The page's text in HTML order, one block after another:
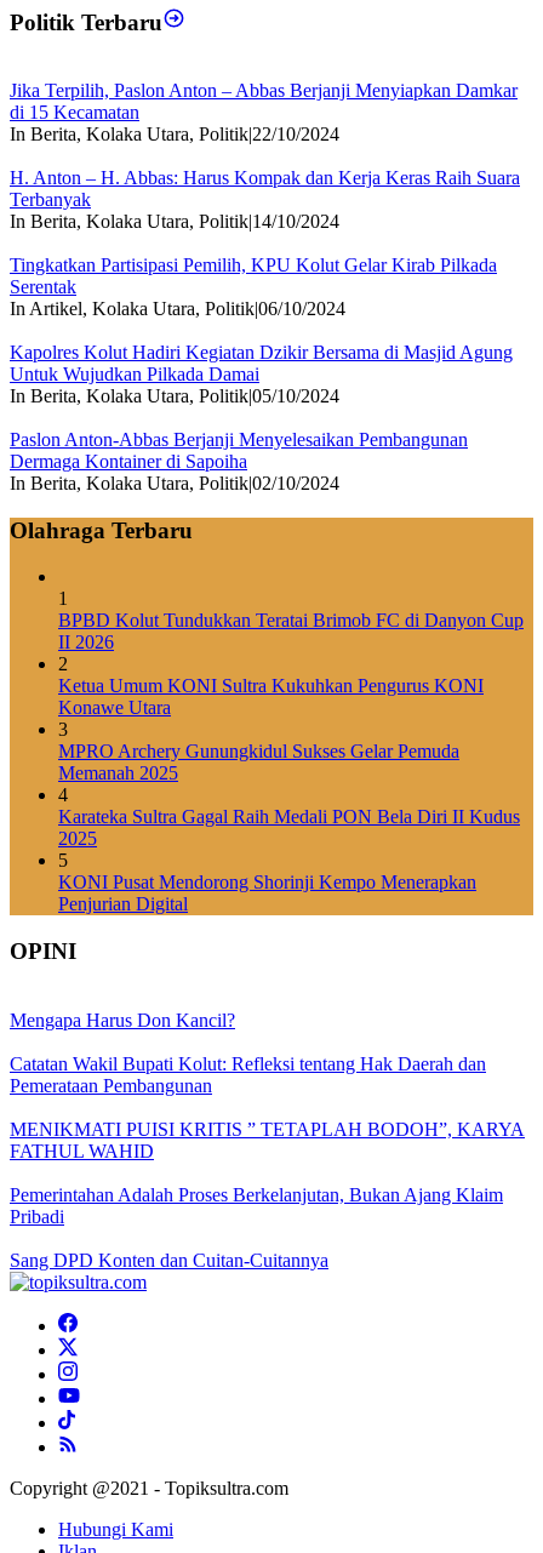
Politik Terbaru
Jika Terpilih, Paslon Anton – Abbas Berjanji Menyiapkan Damkar
di 15 Kecamatan
In Berita, Kolaka Utara, Politik|22/10/2024
H. Anton – H. Abbas: Harus Kompak dan Kerja Keras Raih Suara
Terbanyak
In Berita, Kolaka Utara, Politik|14/10/2024
Tingkatkan Partisipasi Pemilih, KPU Kolut Gelar Kirab Pilkada
Serentak
In Artikel, Kolaka Utara, Politik|06/10/2024
Kapolres Kolut Hadiri Kegiatan Dzikir Bersama di Masjid Agung
Untuk Wujudkan Pilkada Damai
In Berita, Kolaka Utara, Politik|05/10/2024
Paslon Anton-Abbas Berjanji Menyelesaikan Pembangunan
Dermaga Kontainer di Sapoiha
In Berita, Kolaka Utara, Politik|02/10/2024
Olahraga Terbaru
1
BPBD Kolut Tundukkan Teratai Brimob FC di Danyon Cup
II 2026
2
Ketua Umum KONI Sultra Kukuhkan Pengurus KONI
Konawe Utara
3
MPRO Archery Gunungkidul Sukses Gelar Pemuda
Memanah 2025
4
Karateka Sultra Gagal Raih Medali PON Bela Diri II Kudus
2025
5
KONI Pusat Mendorong Shorinji Kempo Menerapkan
Penjurian Digital
OPINI
Mengapa Harus Don Kancil?
Catatan Wakil Bupati Kolut: Refleksi tentang Hak Daerah dan
Pemerataan Pembangunan
MENIKMATI PUISI KRITIS ” TETAPLAH BODOH”, KARYA
FATHUL WAHID
Pemerintahan Adalah Proses Berkelanjutan, Bukan Ajang Klaim
Pribadi
Sang DPD Konten dan Cuitan-Cuitannya
Copyright @2021 - Topiksultra.com
Hubungi Kami